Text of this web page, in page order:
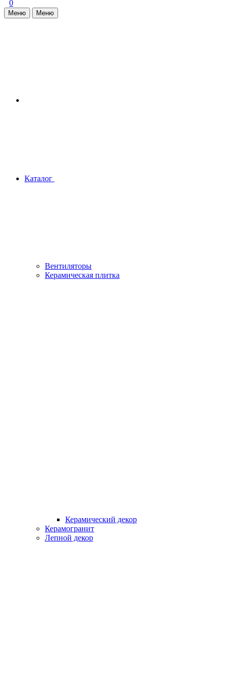
0
Меню Меню
Каталог
Вентиляторы
Керамическая плитка
Керамический декор
Керамогранит
Лепной декор